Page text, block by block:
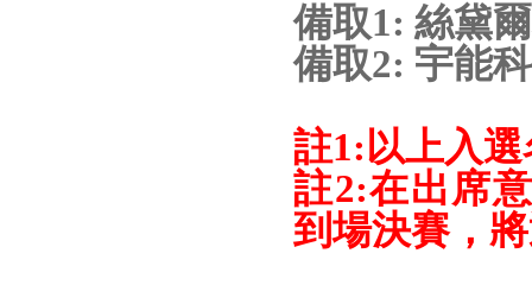
備取1: 絲黛
備取2: 宇能
註1:以上入
註2:在出席
到場決賽，